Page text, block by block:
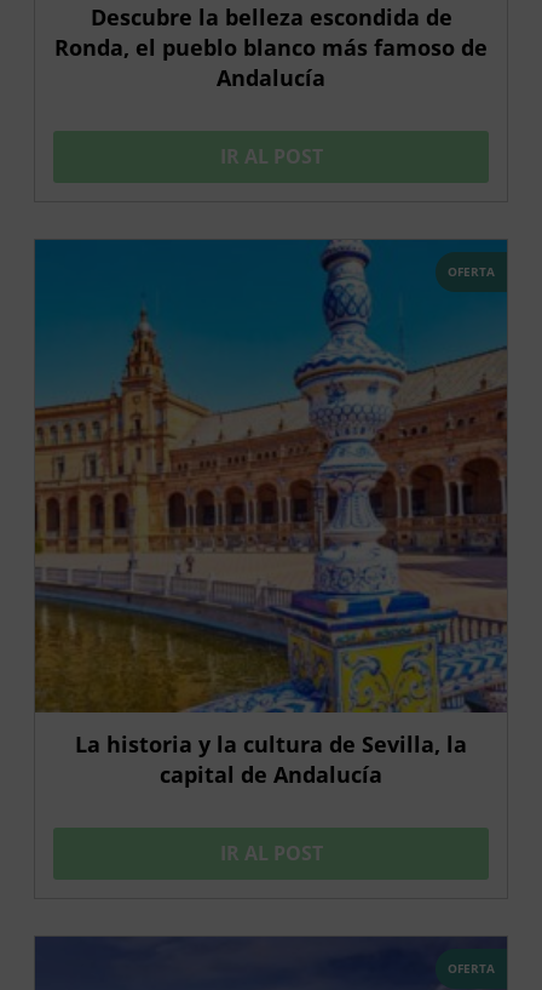
Descubre la belleza escondida de
Ronda, el pueblo blanco más famoso de
Andalucía
IR AL POST
OFERTA
La historia y la cultura de Sevilla, la
capital de Andalucía
IR AL POST
OFERTA